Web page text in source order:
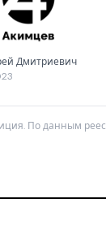
Дмитриевич
По данным